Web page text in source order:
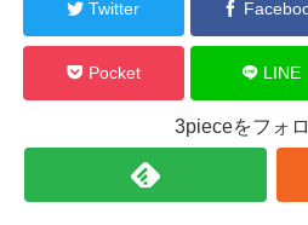
Twitter
Pocket LINE
3pieceをフォ